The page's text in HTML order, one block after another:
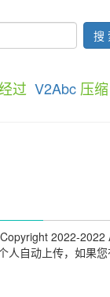
搜
过 V2Abc 压
2022-
人自动上传，如果